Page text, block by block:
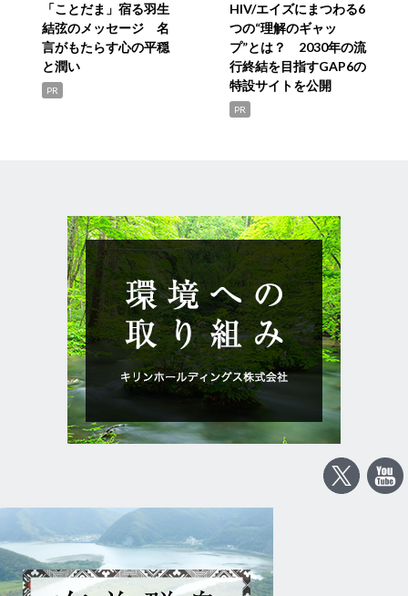
「ことだま」宿る羽生
結弦のメッセージ 名
言がもたらす心の平穏
と潤い
PR
HIV/エイズにまつわる6
つの“理解のギャッ
プ”とは？ 2030年の流
行終結を目指すGAP6の
特設サイトを公開
PR